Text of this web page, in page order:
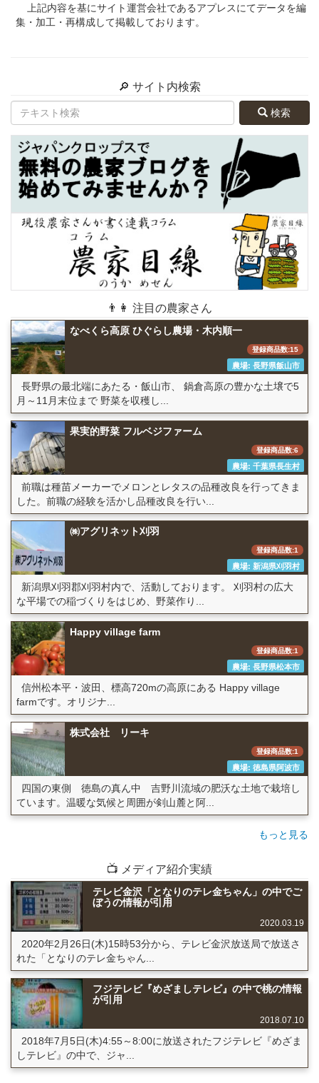
上記内容を基にサイト運営会社であるアプレスにてデータを編
集・加工・再構成して掲載しております。
🔎 サイト内検索
検索
👨👩 注目の農家さん
なべくら高原 ひぐらし農場・木内順一
登録商品数:15
農場: 長野県飯山市
長野県の最北端にあたる・飯山市、 鍋倉高原の豊かな土壌で5
月～11月末位まで 野菜を収穫し...
果実的野菜 フルベジファーム
登録商品数:6
農場: 千葉県長生村
前職は種苗メーカーでメロンとレタスの品種改良を行ってきま
した。前職の経験を活かし品種改良を行い...
㈱アグリネット刈羽
登録商品数:1
農場: 新潟県刈羽村
新潟県刈羽郡刈羽村内で、活動しております。 刈羽村の広大
な平場での稲づくりをはじめ、野菜作り...
Happy village farm
登録商品数:1
農場: 長野県松本市
信州松本平・波田、標高720mの高原にある Happy village
farmです。オリジナ...
株式会社 リーキ
登録商品数:1
農場: 徳島県阿波市
四国の東側 徳島の真ん中 吉野川流域の肥沃な土地で栽培し
ています。温暖な気候と周囲が剣山麓と阿...
もっと見る
📺 メディア紹介実績
テレビ金沢「となりのテレ金ちゃん」の中でご
ぼうの情報が引用
2020.03.19
2020年2月26日(木)15時53分から、テレビ金沢放送局で放送さ
れた「となりのテレ金ちゃん...
フジテレビ『めざましテレビ』の中で桃の情報
が引用
2018.07.10
2018年7月5日(木)4:55～8:00に放送されたフジテレビ『めざま
しテレビ』の中で、ジャ...